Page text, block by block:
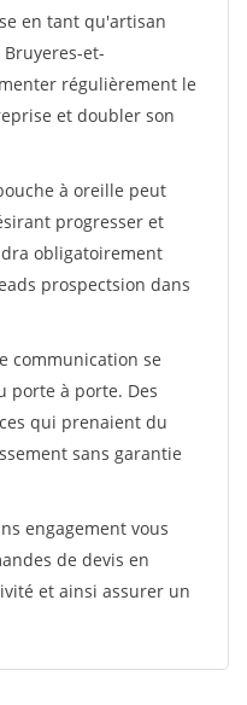
en tant qu'artisan
et-
régulièrement le
et doubler son
à oreille peut
progresser et
obligatoirement
prospectsion dans
communication se
porte à porte. Des
qui prenaient du
sans garantie
engagement vous
de devis en
et ainsi assurer un